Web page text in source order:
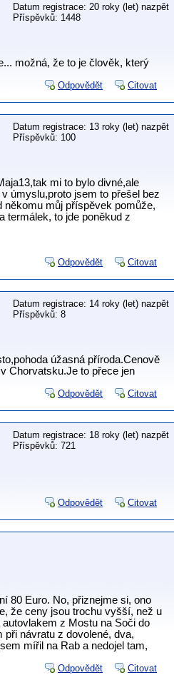
Datum registrace: 20 roky (let) nazpět
Příspěvků: 1448
možná, že to je člověk, který
Odpovědět Citovat
Datum registrace: 13 roky (let) nazpět
Příspěvků: 100
mi to bylo divné,ale
úmyslu,proto jsem to přešel bez
někomu můj příspěvek pomůže,
termálek, to jde poněkud z
Odpovědět Citovat
Datum registrace: 14 roky (let) nazpět
Příspěvků: 8
úžasná příroda.Cenově
Chorvatsku.Je to přece jen
Odpovědět Citovat
Datum registrace: 18 roky (let) nazpět
Příspěvků: 721
Odpovědět Citovat
80 Euro. No, přiznejme si, ono
že ceny jsou trochu vyšší, než u
z Mostu na Soči do
při návratu z dovolené, dva,
mířil na Rab a nedojel tam,
Odpovědět Citovat